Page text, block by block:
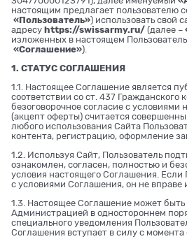
настоящим предлагает пользователю
«Пользователь») использовать свой
адресу https://swissarmy.ru/ (далее –
изложенных в настоящем
«Соглашение»).
1. СТАТУС СОГЛАШЕНИЯ
1.1. Настоящее Соглашение является
соответствии со ст. 437 Гражданского
безоговорочное согласие с условиями
(акцепт оферты) считается
любого использования Сайта
контента, регистрацию, оформление
1.2. Используя Сайт, Пользователь
ознакомлен, согласен, полностью и
условия настоящего Соглашения. Если
с условиями Соглашения, он не вправе
1.3. Настоящее Соглашение может
Администрацией в одностороннем
специального уведомления
Соглашения вступает в силу с